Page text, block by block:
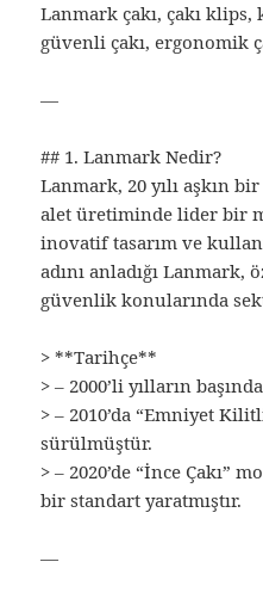
Lanmark çakı, çakı klips,
güvenli çakı, ergonomik
—
## 1. Lanmark Nedir?
Lanmark, 20 yılı aşkın
alet üretiminde lider bir
inovatif tasarım ve
adını anladığı
güvenlik konularında
> **Tarihçe**
> – 2000’li yılların
> – 2010’da “Emniyet
sürülmüştür.
> – 2020’de “İnce Çakı”
bir standart yaratmıştır.
—